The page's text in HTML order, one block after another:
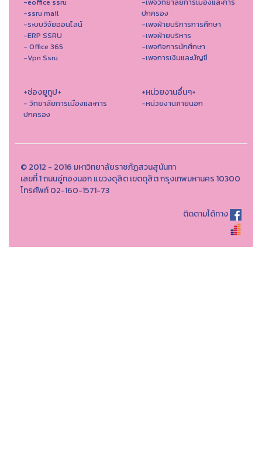
-ssru mail
-ระบบวิจัยออนไลน์
-ERP SSRU
- Office 365
-Vpn Ssru
ปกครอง
-เพจฝ่ายบริการการศึกษา
-เพจฝ่ายบริหาร
-เพจกิจการนักศึกษา
-เพจการเงินและบัญชี
+ช่องยูทูป+
- วิทยาลัยการเมืองและการ
ปกครอง
+หน่วยงานอื่นๆ+
-หน่วยงานภายนอก
© 2012 - 2016 มหาวิทยาลัยราชภัฏสวนสุนันทา
เลขที่ 1 ถนนอู่ทองนอก แขวงดุสิต เขตดุสิต กรุงเทพมหานคร 10300
โทรศัพท์ 02-160-1571-73
ติดตามได้ทาง